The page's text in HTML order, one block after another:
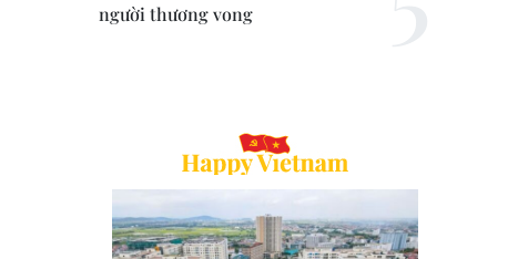
người thương vong